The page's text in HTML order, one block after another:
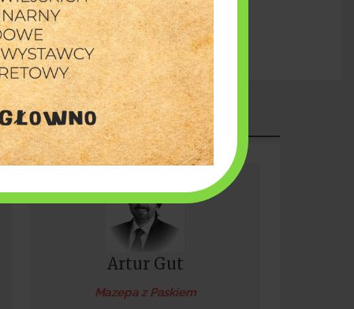
Burmistrz Piotr Irla: Inwestujemy w bezpieczeństwo
PUBLICYSTYKA
Artur Gut
Mazepa z Paskiem